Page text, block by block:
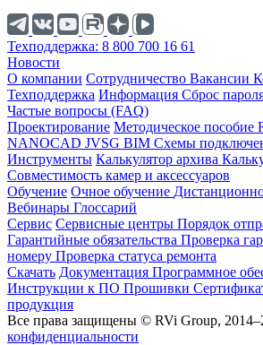
Техподдержка: 8 800 700 16 61
Новости
О компании Cотрудничество Вакансии
Техподдержка Информация Сброс
Частые вопросы (FAQ)
Проектирование Методическое пособие
NANOCAD JVSG BIM Схемы
Инструменты Калькулятор архива
Совместимость камер и аксессуаров
Обучение Очное обучение
Вебинары Глоссарий
Сервис Сервисные центры Порядок
Гарантийные обязательства Проверка
номеру Проверка статуса ремонта
Скачать Документация Программное
Инструкции к ПО Прошивки
продукция
Все права защищены © RVi Group,
конфиденциальности